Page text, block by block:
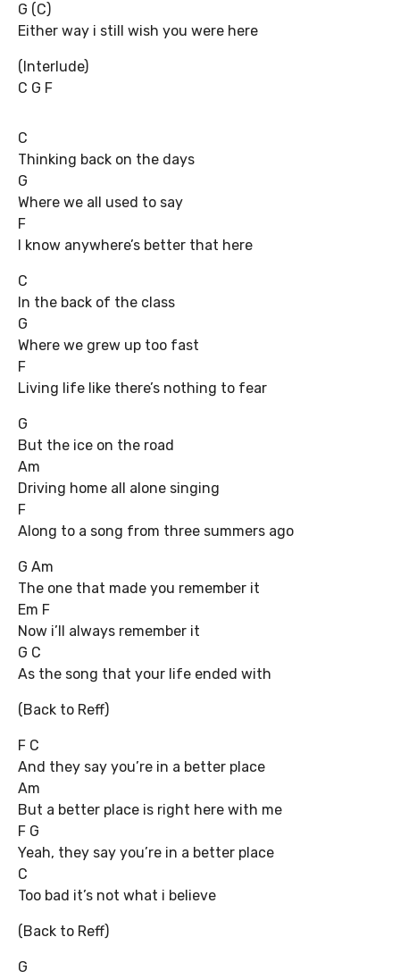
G (C)
Either way i still wish you were here
(Interlude)
C G F
C
Thinking back on the days
G
Where we all used to say
F
I know anywhere’s better that here
C
In the back of the class
G
Where we grew up too fast
F
Living life like there’s nothing to fear
G
But the ice on the road
Am
Driving home all alone singing
F
Along to a song from three summers ago
G Am
The one that made you remember it
Em F
Now i’ll always remember it
G C
As the song that your life ended with
(Back to Reff)
F C
And they say you’re in a better place
Am
But a better place is right here with me
F G
Yeah, they say you’re in a better place
C
Too bad it’s not what i believe
(Back to Reff)
G